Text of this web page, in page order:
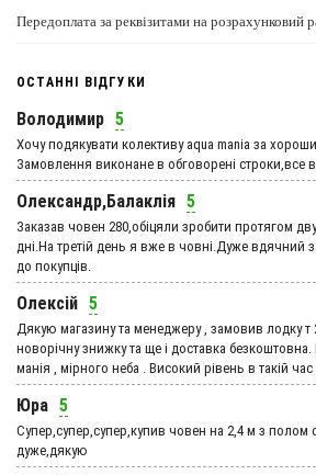
Передоплата за реквізитами на розрахунковий
ОСТАННІ ВІДГУКИ
Володимир 5
Хочу подякувати колективу aqua mania за
Замовлення виконане в обговорені строки,все
Олександр,Балаклія 5
Заказав човен 280,обіцяли зробити протягом
дні.На третій день я вже в човні.Дуже вдячний
до покупців.
Олексій 5
Дякую магазину та менеджеру , замовив лодку
новорічну знижку та ще і доставка
манія , мірного неба . Високий рівень в такій
Юра 5
Супер,супер,супер,купив човен на 2,4 м з полом
дуже,дякую